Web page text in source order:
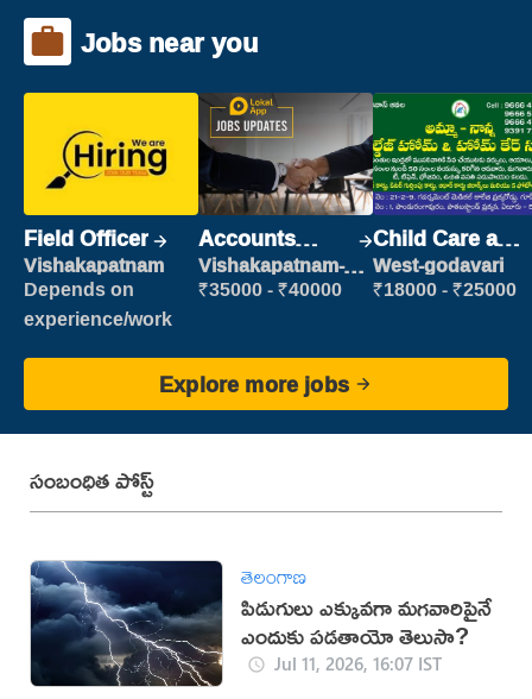
Jobs near you
Field Officer
Vishakapatnam
Depends on
experience/work
Accounts
Clerk
Vishakapatnam-
new
₹35000 - ₹40000
Child Care and
Patient care
West-godavari
₹18000 - ₹25000
Explore more jobs
సంబంధిత పోస్ట్
తెలంగాణ
పిడుగులు ఎక్కువగా మగవారిపైనే
ఎందుకు పడతాయో తెలుసా?
Jul 11, 2026, 16:07 IST